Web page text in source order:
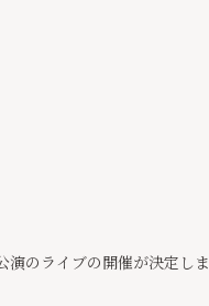
のライブの開催が決定しま